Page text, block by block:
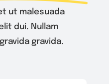
ut malesuada
dui. Nullam
gravida.